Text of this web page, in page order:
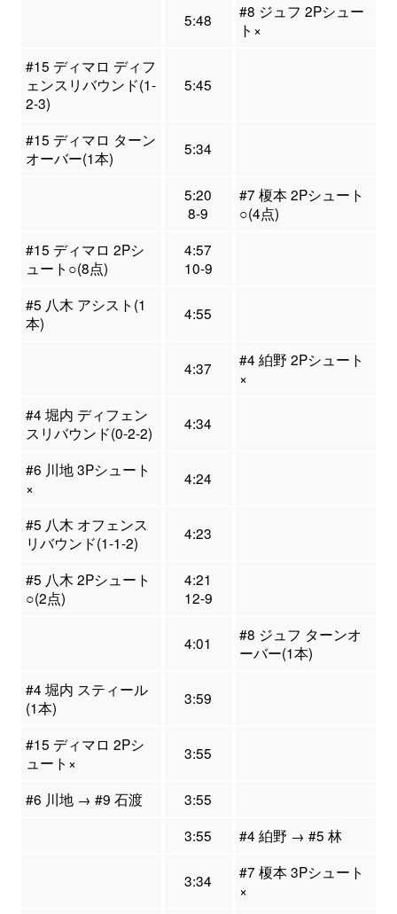
5:48
#8 ジュフ 2Pシュー
ト×
#15 ディマロ ディフ
ェンスリバウンド(1-
2-3)
5:45
#15 ディマロ ターン
オーバー(1本)
5:34
5:20
8-9
#7 榎本 2Pシュート
○(4点)
#15 ディマロ 2Pシ
ュート○(8点)
4:57
10-9
#5 八木 アシスト(1
本)
4:55
4:37
#4 絈野 2Pシュート
×
#4 堀内 ディフェン
スリバウンド(0-2-2)
4:34
#6 川地 3Pシュート
×
4:24
#5 八木 オフェンス
リバウンド(1-1-2)
4:23
#5 八木 2Pシュート
○(2点)
4:21
12-9
4:01
#8 ジュフ ターンオ
ーバー(1本)
#4 堀内 スティール
(1本)
3:59
#15 ディマロ 2Pシ
ュート×
3:55
#6 川地 → #9 石渡
3:55
3:55
#4 絈野 → #5 林
3:34
#7 榎本 3Pシュート
×